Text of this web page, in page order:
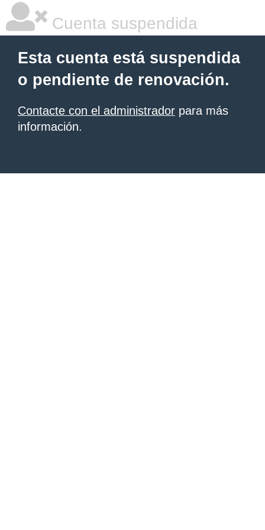
Cuenta suspendida
Esta cuenta está suspendida
o pendiente de renovación.
Contacte con el administrador para más
información.